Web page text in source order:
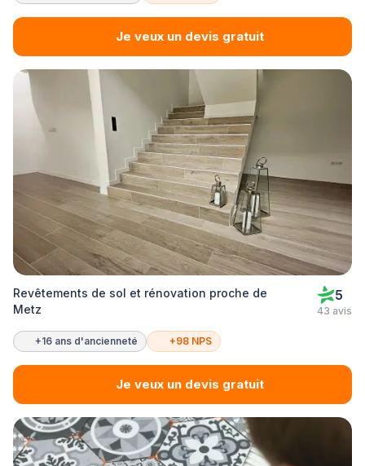
Je veux un devis gratuit
Revêtements de sol et rénovation proche de
Metz
5
43 avis
+16 ans d'ancienneté +98 NPS
Je veux un devis gratuit